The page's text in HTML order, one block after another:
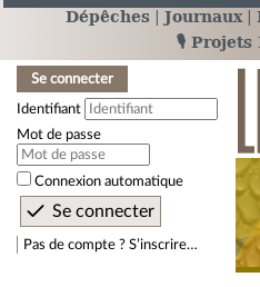
Dépêches Journaux
🎙️ Projets
Se connecter
Identifiant
Mot de passe
Connexion automatique
Pas de compte ? S’inscrire…